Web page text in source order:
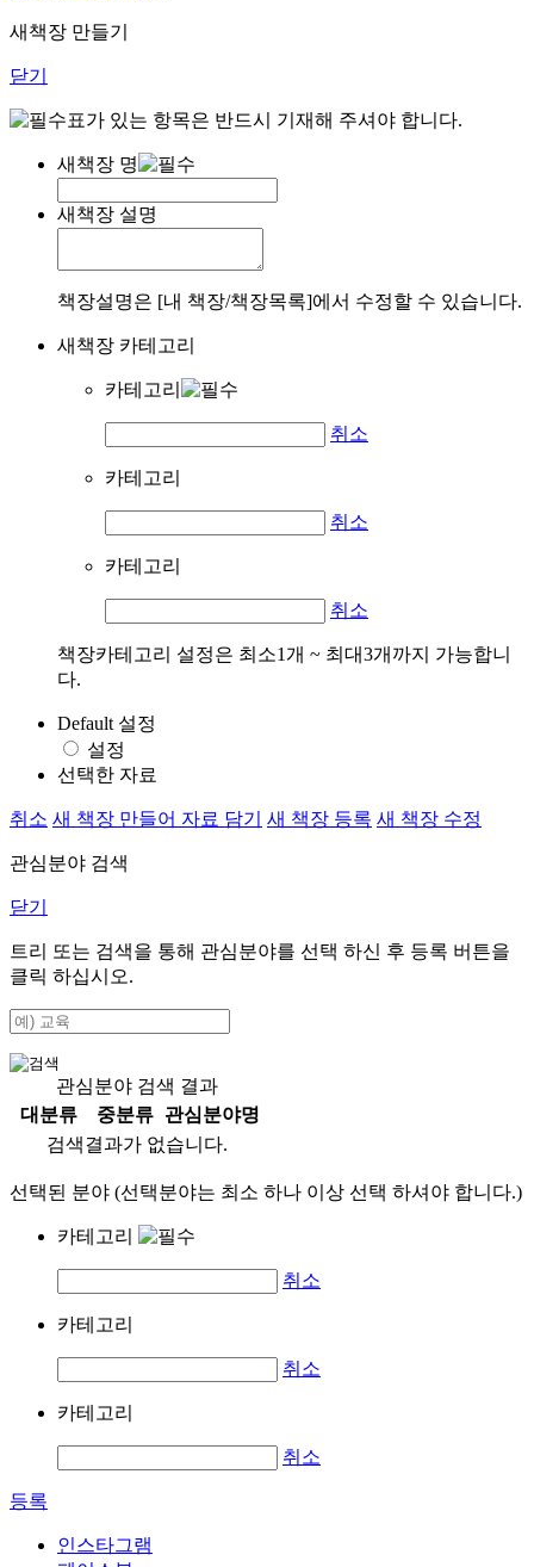
새책장 만들기
닫기
표가 있는 항목은 반드시 기재해 주셔야 합니다.
새책장 명
새책장 설명
책장설명은 [내 책장/책장목록]에서 수정할 수 있습니다.
새책장 카테고리
카테고리
취소
카테고리
취소
카테고리
취소
책장카테고리 설정은 최소1개 ~ 최대3개까지 가능합니
다.
Default 설정
설정
선택한 자료
취소 새 책장 만들어 자료 담기 새 책장 등록 새 책장 수정
관심분야 검색
닫기
트리 또는 검색을 통해 관심분야를 선택 하신 후 등록 버튼을
클릭 하십시오.
관심분야 검색 결과
대분류
중분류
관심분야명
검색결과가 없습니다.
선택된 분야 (선택분야는 최소 하나 이상 선택 하셔야 합니다.)
카테고리
취소
카테고리
취소
카테고리
취소
등록
인스타그램